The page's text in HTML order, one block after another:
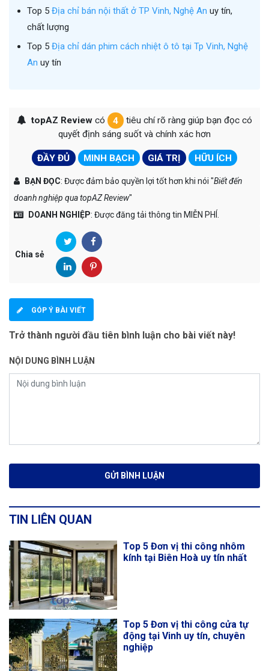
Top 5 Địa chỉ bán nội thất ở TP Vinh, Nghệ An uy tín,
chất lượng
Top 5 Địa chỉ dán phim cách nhiệt ô tô tại Tp Vinh, Nghệ
An uy tín
topAZ Reviewcó 4
tiêu chí rõ ràng giúp bạn đọc có
quyết định sáng suốt và chính xác hơn
ĐẦY ĐỦ MINH BẠCH GIÁ TRỊ HỮU ÍCH
BẠN ĐỌC: Được đảm bảo quyền lợi tốt hơn khi nói "Biết đến
doanh nghiệp qua topAZ Review"
DOANH NGHIỆP: Được đăng tải thông tin MIỄN PHÍ.
Chia sẻ
GÓP Ý BÀI VIẾT
Trở thành người đầu tiên bình luận cho bài viết này!
NỘI DUNG BÌNH LUẬN
TIN LIÊN QUAN
Top 5 Đơn vị thi công nhôm
kính tại Biên Hoà uy tín nhất
Top 5 Đơn vị thi công cửa tự
động tại Vinh uy tín, chuyên
nghiệp